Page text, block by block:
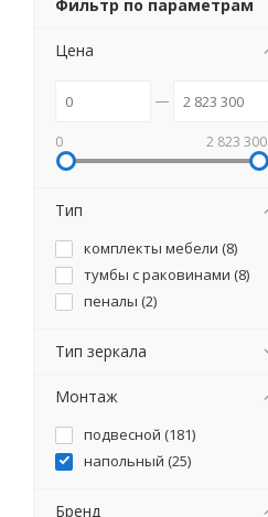
Фильтр по параметрам
Цена
0 2 823 300
Тип
комплекты мебели (8)
тумбы с раковинами (8)
пеналы (2)
Тип зеркала
Монтаж
подвесной (181)
напольный (25)
Бренд